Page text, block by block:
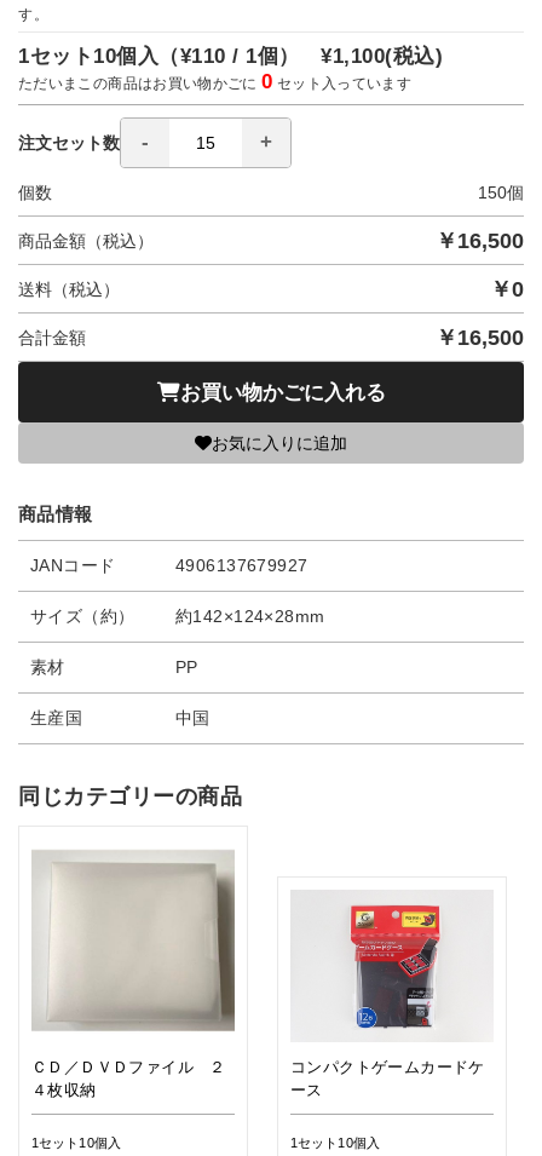
す。
1セット10個入（¥110 / 1個）¥1,100(税込)
ただいまこの商品はお買い物かごに0 セット入っています
注文セット数
個数 150個
商品金額（税込） ￥ 16,500
送料（税込） ￥0
合計金額 ￥ 16,500
お買い物かごに入れる
お気に入りに追加
商品情報
JANコード 4906137679927
サイズ（約） 約142×124×28mm
素材 PP
生産国 中国
同じカテゴリーの商品
ＣＤ／ＤＶＤファイル ２
４枚収納
1セット10個入
コンパクトゲームカードケ
ース
1セット10個入